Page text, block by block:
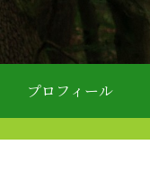
プロフィール